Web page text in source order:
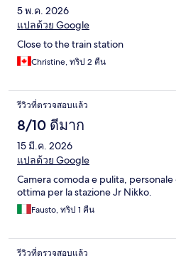
5 พ.ค. 2026
แปลด้วย Google
Close to the train station
Christine, ทริป 2 คืน
รีวิวที่ตรวจสอบแล้ว
8/10 ดีมาก
15 มี.ค. 2026
แปลด้วย Google
Camera comoda e pulita,
ottima per la stazione Jr Nikko.
Fausto, ทริป 1 คืน
รีวิวที่ตรวจสอบแล้ว